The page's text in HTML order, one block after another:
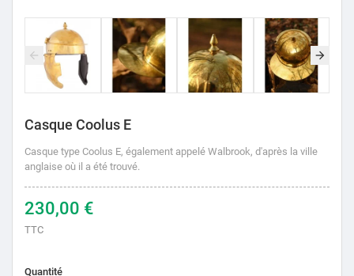
Casque Coolus E
Casque type Coolus E, également appelé Walbrook, d'après la ville
anglaise où il a été trouvé.
230,00 €
TTC
Quantité